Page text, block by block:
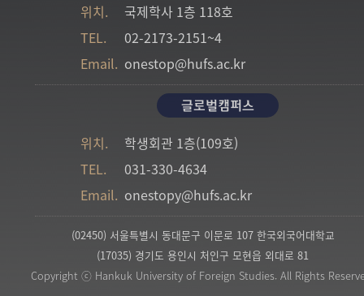
위치.
국제학사 1층 118호
TEL.
02-2173-2151~4
Email. onestop@hufs.ac.kr
글로벌캠퍼스
위치.
학생회관 1층(109호)
TEL.
031-330-4634
Email. onestopy@hufs.ac.kr
(02450) 서울특별시 동대문구 이문로 107 한국외국어대학교
(17035) 경기도 용인시 처인구 모현읍 외대로 81
Copyright ⓒ Hankuk University of Foreign Studies. All Rights